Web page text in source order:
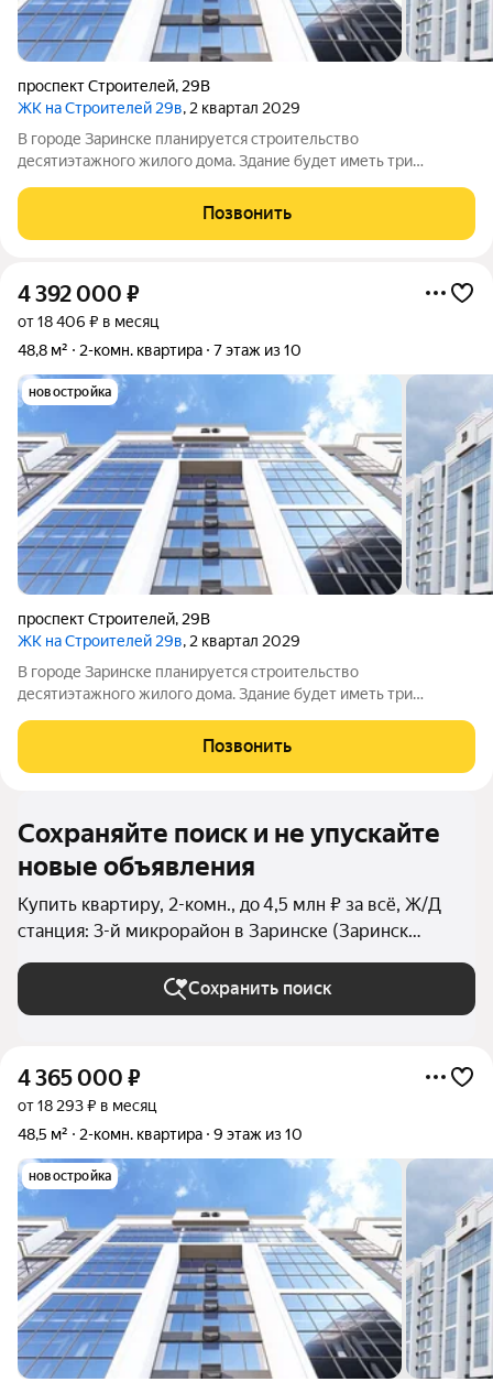
проспект Строителей, 29В
ЖК на Строителей 29в, 2 квартал 2029
В городе Заринске планируется строительство
десятиэтажного жилого дома. Здание будет иметь три
назначения на первом этаже. Входы в подъезды расположат
Позвонить
4 392 000 ₽
от 18 406 ₽ в месяц
48,8 м²
2-комн. квартира 7 этаж из 10
новостройка
проспект Строителей, 29В
ЖК на Строителей 29в, 2 квартал 2029
В городе Заринске планируется строительство
десятиэтажного жилого дома. Здание будет иметь три
назначения на первом этаже. Входы в подъезды расположат
Позвонить
Сохраняйте поиск и не упускайте
новые объявления
Купить квартиру, 2-комн., до 4,5 млн ₽ за всё, Ж/Д
станция: 3-й микрорайон в Заринске (Заринск
(городской округ))
Сохранить поиск
4 365 000 ₽
от 18 293 ₽ в месяц
48,5 м²
2-комн. квартира 9 этаж из 10
новостройка